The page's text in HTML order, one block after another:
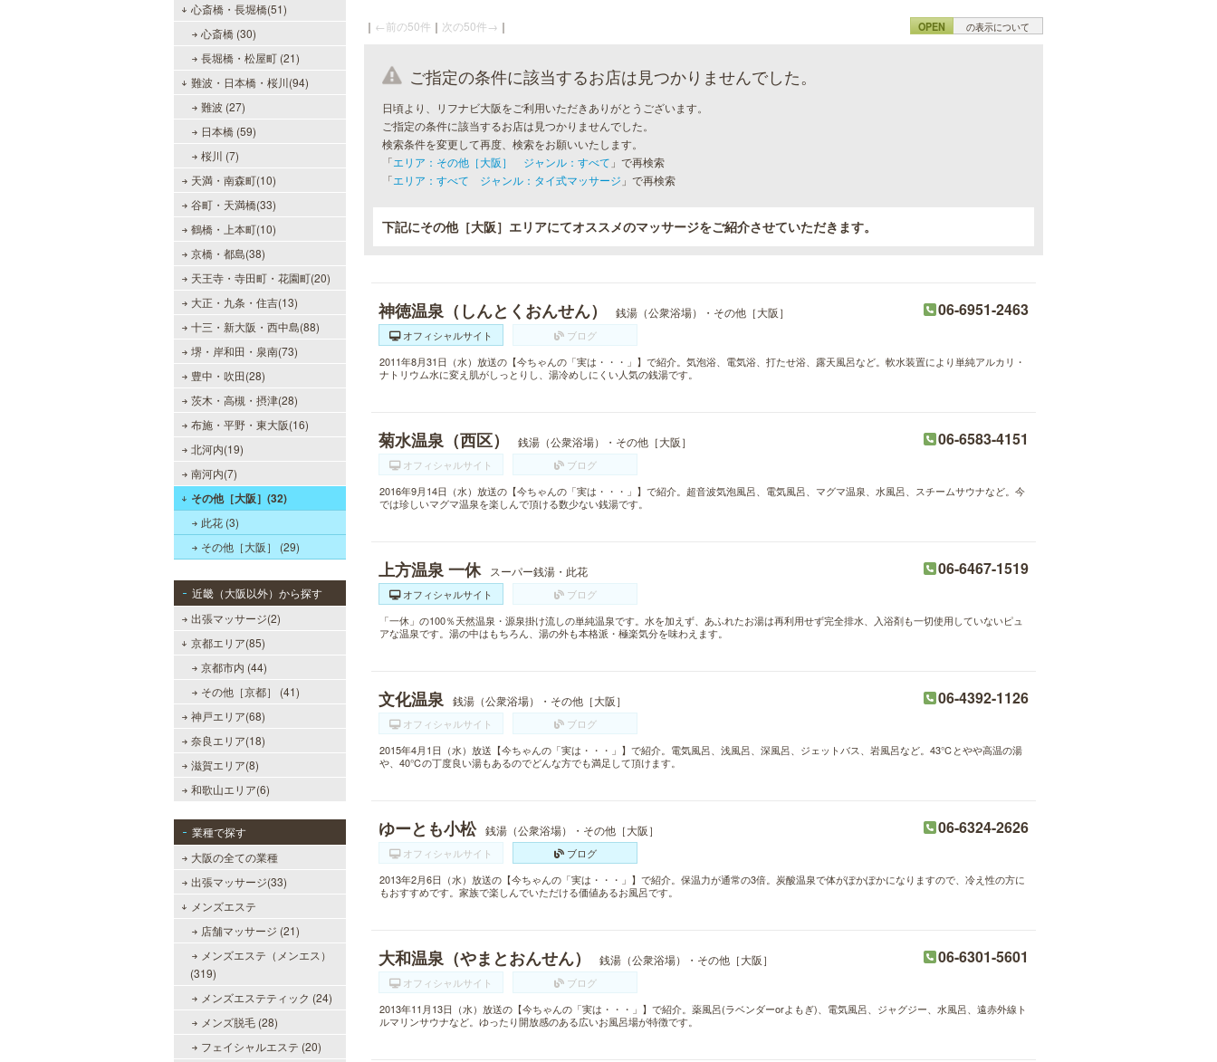
心斎橋・長堀橋(51)
心斎橋 (30)
長堀橋・松屋町 (21)
難波・日本橋・桜川(94)
難波 (27)
日本橋 (59)
桜川 (7)
天満・南森町(10)
谷町・天満橋(33)
鶴橋・上本町(10)
京橋・都島(38)
天王寺・寺田町・花園町(20)
大正・九条・住吉(13)
十三・新大阪・西中島(88)
堺・岸和田・泉南(73)
豊中・吹田(28)
茨木・高槻・摂津(28)
布施・平野・東大阪(16)
北河内(19)
南河内(7)
その他［大阪］(32)
此花 (3)
その他［大阪］ (29)
近畿（大阪以外）から探す
出張マッサージ(2)
京都エリア(85)
京都市内 (44)
その他［京都］ (41)
神戸エリア(68)
奈良エリア(18)
滋賀エリア(8)
和歌山エリア(6)
業種で探す
大阪の全ての業種
出張マッサージ(33)
メンズエステ
店舗マッサージ (21)
メンズエステ（メンエス）
(319)
メンズエステティック (24)
メンズ脱毛 (28)
フェイシャルエステ (20)
｜ ←前の50件 ｜ 次の50件→ ｜ OPEN の表示について
ご指定の条件に該当するお店は見つかりませんでした。
日頃より、リフナビ大阪をご利用いただきありがとうございます。
ご指定の条件に該当するお店は見つかりませんでした。
検索条件を変更して再度、検索をお願いいたします。
「エリア：その他［大阪］ ジャンル：すべて 」で再検索
「エリア：すべて ジャンル：タイ式マッサージ 」で再検索
下記にその他［大阪］エリアにてオススメのマッサージをご紹介させていただきます。
神徳温泉（しんとくおんせん） 銭湯（公衆浴場）・その他［大阪］ 06-6951-2463
オフィシャルサイト
ブログ
2011年8月31日（水）放送の【今ちゃんの「実は・・・」】で紹介。気泡浴、電気浴、打たせ浴、露天風呂など。軟水装置により単純アルカリ・
ナトリウム水に変え肌がしっとりし、湯冷めしにくい人気の銭湯です。
菊水温泉（西区） 銭湯（公衆浴場）・その他［大阪］ 06-6583-4151
オフィシャルサイト
ブログ
2016年9月14日（水）放送の【今ちゃんの「実は・・・」】で紹介。超音波気泡風呂、電気風呂、マグマ温泉、水風呂、スチームサウナなど。今
では珍しいマグマ温泉を楽しんで頂ける数少ない銭湯です。
上方温泉 一休 スーパー銭湯・此花 06-6467-1519
オフィシャルサイト
ブログ
「一休」の100％天然温泉・源泉掛け流しの単純温泉です。水を加えず、あふれたお湯は再利用せず完全排水、入浴剤も一切使用していないピュ
アな温泉です。湯の中はもちろん、湯の外も本格派・極楽気分を味わえます。
文化温泉 銭湯（公衆浴場）・その他［大阪］ 06-4392-1126
オフィシャルサイト
ブログ
2015年4月1日（水）放送【今ちゃんの「実は・・・」】で紹介。電気風呂、浅風呂、深風呂、ジェットバス、岩風呂など。43℃とやや高温の湯
や、40℃の丁度良い湯もあるのでどんな方でも満足して頂けます。
ゆーとも小松 銭湯（公衆浴場）・その他［大阪］ 06-6324-2626
オフィシャルサイト
ブログ
2013年2月6日（水）放送の【今ちゃんの「実は・・・」】で紹介。保温力が通常の3倍。炭酸温泉で体がぽかぽかになりますので、冷え性の方に
もおすすめです。家族で楽しんでいただける価値あるお風呂です。
大和温泉（やまとおんせん） 銭湯（公衆浴場）・その他［大阪］ 06-6301-5601
オフィシャルサイト
ブログ
2013年11月13日（水）放送の【今ちゃんの「実は・・・」】で紹介。薬風呂(ラベンダーorよもぎ)、電気風呂、ジャグジー、水風呂、遠赤外線ト
ルマリンサウナなど。ゆったり開放感のある広いお風呂場が特徴です。